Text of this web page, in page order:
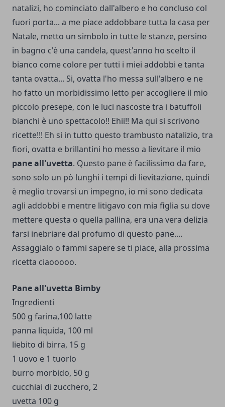
natalizi, ho cominciato dall'albero e ho concluso col
fuori porta... a me piace addobbare tutta la casa per
Natale, metto un simbolo in tutte le stanze, persino
in bagno c'è una candela, quest'anno ho scelto il
bianco come colore per tutti i miei addobbi e tanta
tanta ovatta... Si, ovatta l'ho messa sull'albero e ne
ho fatto un morbidissimo letto per accogliere il mio
piccolo presepe, con le luci nascoste tra i batuffoli
bianchi è uno spettacolo!! Ehii!! Ma qui si scrivono
ricette!!! Eh si in tutto questo trambusto natalizio, tra
fiori, ovatta e brillantini ho messo a lievitare il mio
pane all'uvetta. Questo pane è facilissimo da fare,
sono solo un pò lunghi i tempi di lievitazione, quindi
è meglio trovarsi un impegno, io mi sono dedicata
agli addobbi e mentre litigavo con mia figlia su dove
mettere questa o quella pallina, era una vera delizia
farsi inebriare dal profumo di questo pane....
Assaggialo o fammi sapere se ti piace, alla prossima
ricetta ciaooooo.
Pane all'uvetta Bimby
Ingredienti
500 g farina,100 latte
panna liquida, 100 ml
liebito di birra, 15 g
1 uovo e 1 tuorlo
burro morbido, 50 g
cucchiai di zucchero, 2
uvetta 100 g